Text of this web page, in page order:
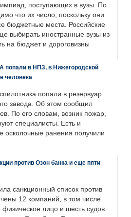
поступающих в вузы. По
что их число, поскольку они
бюджетные места. Российские
выбирать иностранные вузы из-
на бюджет и дороговизны
попали в НПЗ, в Нижегородской
человека
попали в резервуар
завода. Об этом сообщил
По его словам, возник пожар,
специалисты. Есть и
осколочные ранения получили
против Озон банка и еще пяти
санкционный список против
12 компаний, в том числе
лицо и шесть судов.